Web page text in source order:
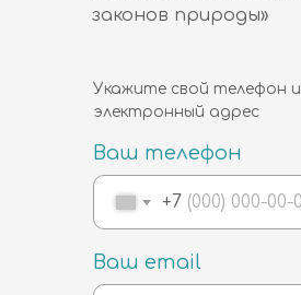
Ваш телефон
+7
Ваш email
Укажите свой телефон и
электронный адрес
законов природы»